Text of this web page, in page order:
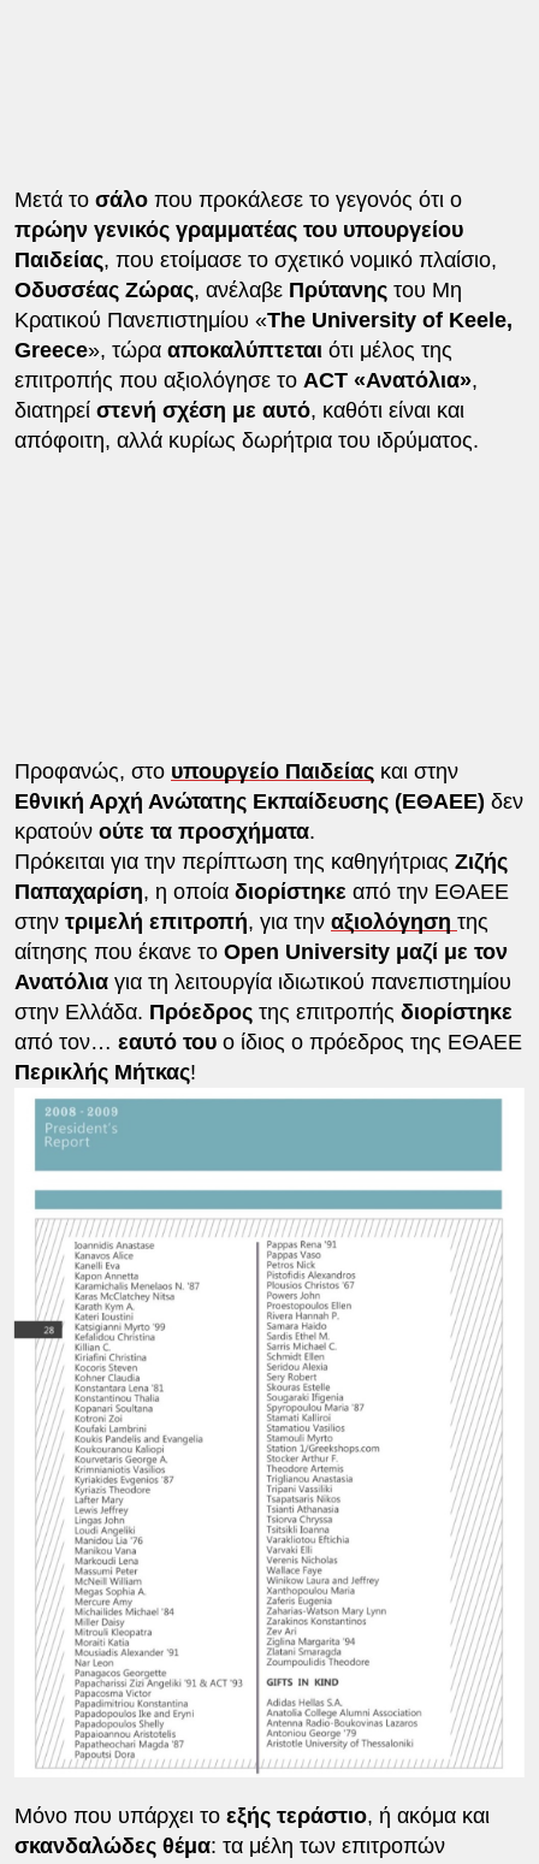
Μετά το σάλο που προκάλεσε το γεγονός ότι ο
πρώην γενικός γραμματέας του υπουργείου
Παιδείας, που ετοίμασε το σχετικό νομικό πλαίσιο,
Οδυσσέας Ζώρας, ανέλαβε Πρύτανης του Μη
Κρατικού Πανεπιστημίου «The University of Keele,
Greece», τώρα αποκαλύπτεται ότι μέλος της
επιτροπής που αξιολόγησε το ACT «Ανατόλια»,
διατηρεί στενή σχέση με αυτό, καθότι είναι και
απόφοιτη, αλλά κυρίως δωρήτρια του ιδρύματος.
Προφανώς, στο υπουργείο Παιδείας και στην
Εθνική Αρχή Ανώτατης Εκπαίδευσης (ΕΘΑΕΕ) δεν
κρατούν ούτε τα προσχήματα.
Πρόκειται για την περίπτωση της καθηγήτριας Ζιζής
Παπαχαρίση, η οποία διορίστηκε από την ΕΘΑΕΕ
στην τριμελή επιτροπή, για την αξιολόγηση της
αίτησης που έκανε το Open University μαζί με τον
Ανατόλιαγια τη λειτουργία ιδιωτικού πανεπιστημίου
στην Ελλάδα. Πρόεδρος της επιτροπής διορίστηκε
από τον… εαυτό τουο ίδιος ο πρόεδρος της ΕΘΑΕΕ
Περικλής Μήτκας!
Μόνο που υπάρχει το εξής τεράστιο, ή ακόμα και
σκανδαλώδες θέμα: τα μέλη των επιτροπών